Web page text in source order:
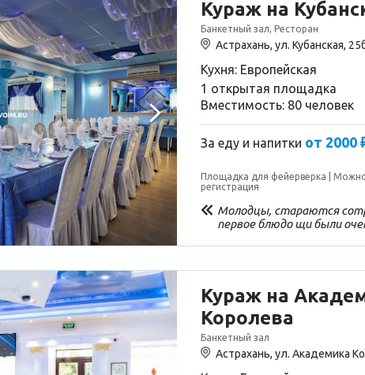
заведения👍👍👍
Кураж на
Банкетный зал, Ресторан
Астрахань, ул. Кубанская,
Кухня: Европейская
1 открытая площадка
Вместимость: 80 человек
За еду и напитки от 2000
Площадка для фейерверка
регистрация
Молодцы, стараются
первое блюдо щи были
печальному поводу. Но
Кураж на
Королева
Банкетный зал
Астрахань, ул. Академика